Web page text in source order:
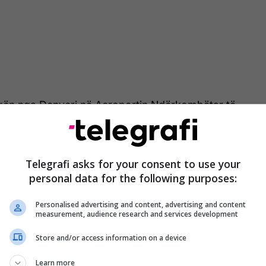
nga Denveri në Aeroportin Ndërkombëtar të
se goditi një këmbësor gjatë ngritjes rreth
sipas një postimi në llogarinë zyrtare X të
theksoi se personi, i cili kërceu një gardh
Ata thanë se personi i paidentifikuar u godit dy
aeroport.
të jetë një punonjës i aeroportit.
Telegrafi asks for your consent to use your
personal data for the following purposes:
Personalised advertising and content, advertising and content
measurement, audience research and services development
Store and/or access information on a device
Learn more